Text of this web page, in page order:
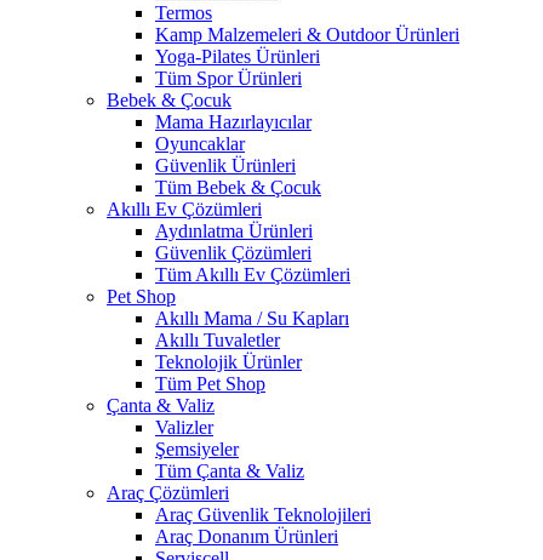
Termos
Kamp Malzemeleri & Outdoor Ürünleri
Yoga-Pilates Ürünleri
Tüm Spor Ürünleri
Bebek & Çocuk
Mama Hazırlayıcılar
Oyuncaklar
Güvenlik Ürünleri
Tüm Bebek & Çocuk
Akıllı Ev Çözümleri
Aydınlatma Ürünleri
Güvenlik Çözümleri
Tüm Akıllı Ev Çözümleri
Pet Shop
Akıllı Mama / Su Kapları
Akıllı Tuvaletler
Teknolojik Ürünler
Tüm Pet Shop
Çanta & Valiz
Valizler
Şemsiyeler
Tüm Çanta & Valiz
Araç Çözümleri
Araç Güvenlik Teknolojileri
Araç Donanım Ürünleri